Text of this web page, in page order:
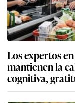
Los expertos
mantienen la
cognitiva,